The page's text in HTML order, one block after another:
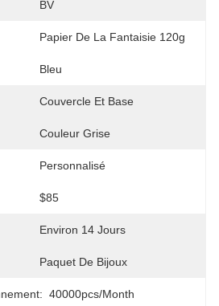
BV
Papier De La Fantaisie 120g
Bleu
Couvercle Et Base
Couleur Grise
Personnalisé
$85
Environ 14 Jours
Paquet De Bijoux
40000pcs/month